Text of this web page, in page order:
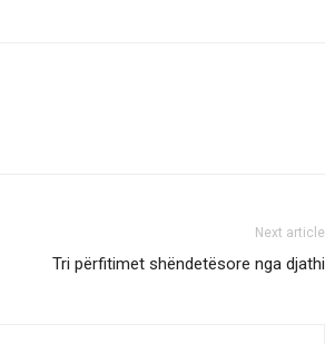
Next article
Tri përfitimet shëndetësore nga djathi